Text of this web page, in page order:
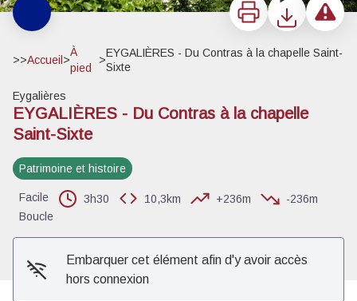
>>Accueil >
À
pied
>
EYGALIÈRES - Du Contras à la chapelle Saint-
Sixte
Eygalières
EYGALIÈRES - Du Contras à la chapelle
Saint-Sixte
Patrimoine et histoire
Facile 3h30 10,3km +236m
-236m
Boucle
Embarquer cet élément afin d'y avoir accès
hors connexion